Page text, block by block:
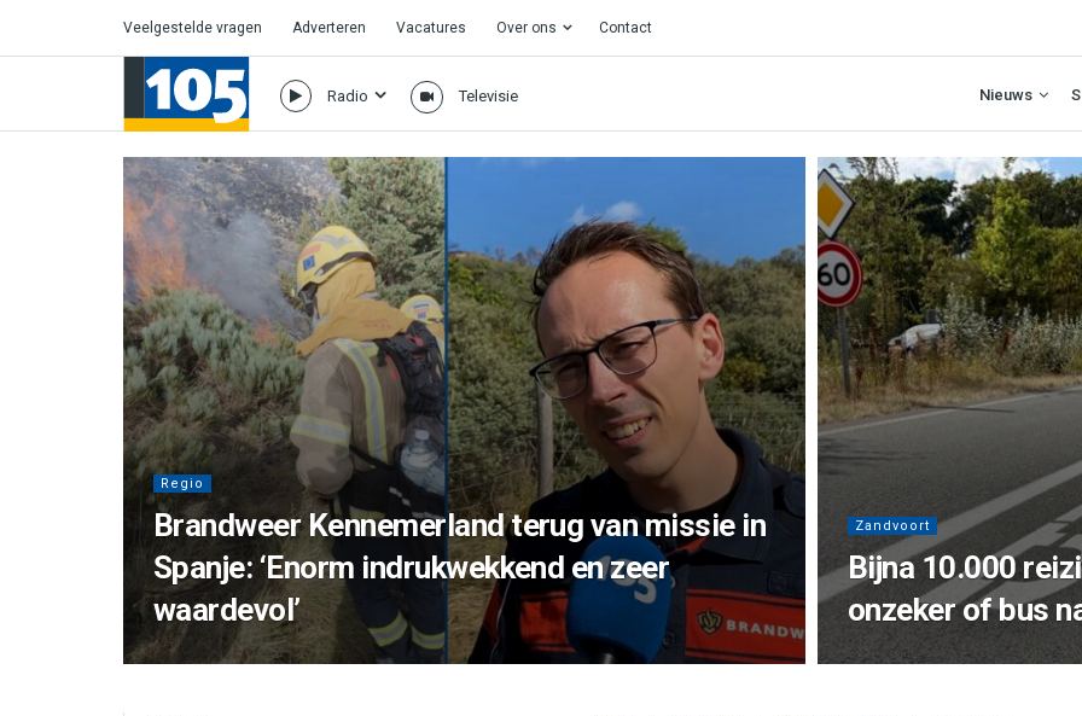
Veelgestelde vragen Adverteren Vacatures Over ons Contact
Radio Televisie Nieuws
Regio
Brandweer Kennemerland terug van missie in
Spanje: ‘Enorm indrukwekkend en zeer
waardevol’
Zandvoort
Bijna 10.000
onzeker of bus